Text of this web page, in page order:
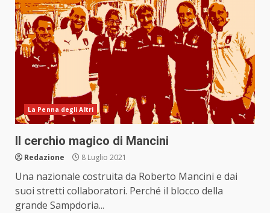
La Penna degli Altri
Il cerchio magico di Mancini
Redazione 8 Luglio 2021
Una nazionale costruita da Roberto Mancini e dai
suoi stretti collaboratori. Perché il blocco della
grande Sampdoria...